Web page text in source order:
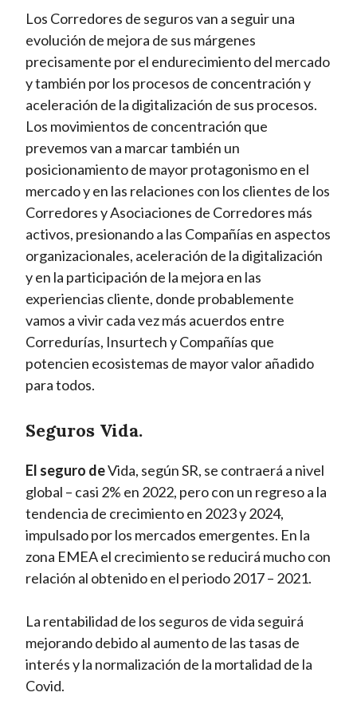
Los Corredores de seguros van a seguir una
evolución de mejora de sus márgenes
precisamente por el endurecimiento del mercado
y también por los procesos de concentración y
aceleración de la digitalización de sus procesos.
Los movimientos de concentración que
prevemos van a marcar también un
posicionamiento de mayor protagonismo en el
mercado y en las relaciones con los clientes de los
Corredores y Asociaciones de Corredores más
activos, presionando a las Compañías en aspectos
organizacionales, aceleración de la digitalización
y en la participación de la mejora en las
experiencias cliente, donde probablemente
vamos a vivir cada vez más acuerdos entre
Corredurías, Insurtech y Compañías que
potencien ecosistemas de mayor valor añadido
para todos.
Seguros Vida.
El seguro deVida, según SR, se contraerá a nivel
global – casi 2% en 2022, pero con un regreso a la
tendencia de crecimiento en 2023 y 2024,
impulsado por los mercados emergentes. En la
zona EMEA el crecimiento se reducirá mucho con
relación al obtenido en el periodo 2017 – 2021.
La rentabilidad de los seguros de vida seguirá
mejorando debido al aumento de las tasas de
interés y la normalización de la mortalidad de la
Covid.